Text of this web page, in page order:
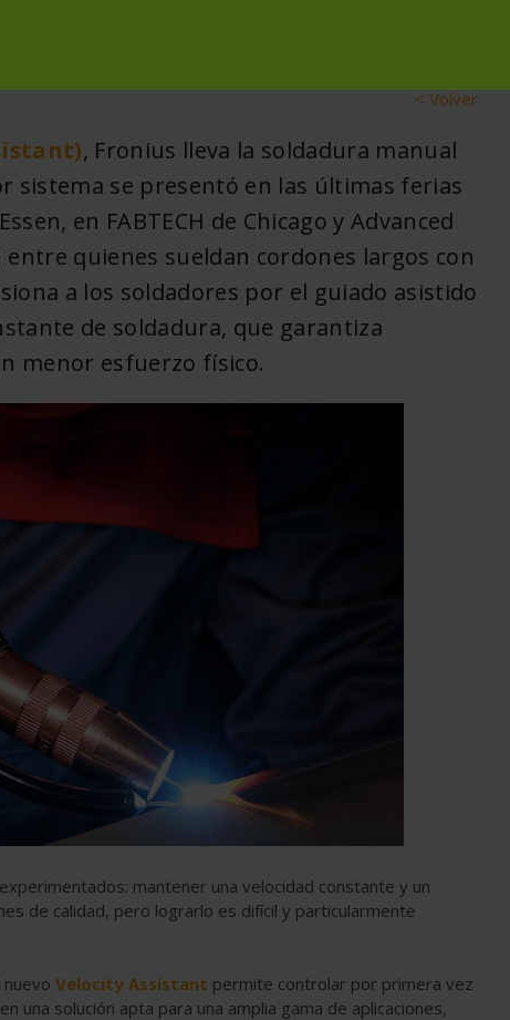
< Volver
, Fronius lleva la soldadura manual
sistema se presentó en las últimas ferias
en FABTECH de Chicago y Advanced
quienes sueldan cordones largos con
a los soldadores por el guiado asistido
de soldadura, que garantiza
menor esfuerzo físico.
mantener una velocidad constante y un
de calidad, pero lograrlo es difícil y particularmente
Velocity Assistant permite controlar por primera vez
una solución apta para una amplia gama de aplicaciones,